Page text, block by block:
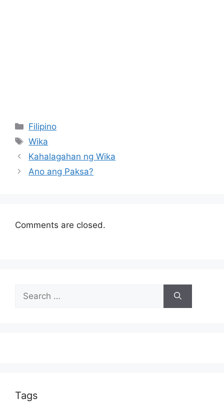
Categories
Filipino
Tags
Wika
Kahalagahan ng Wika
Ano ang Paksa?
Comments are closed.
for:
Tags